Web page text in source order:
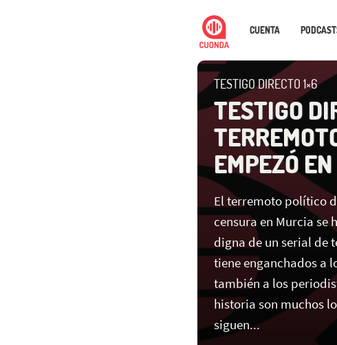
CUENTA
TESTIGO DIRECTO 1×6
TESTIGO
EMPEZÓ
El terremoto político
censura en Murcia se
digna de un serial de
tiene enganchados a
también a los
historia son muchos
siguen...